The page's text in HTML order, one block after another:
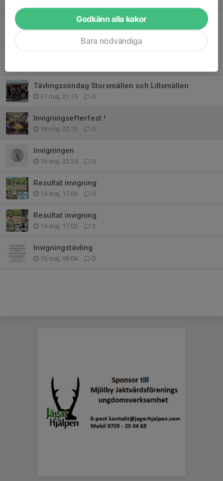
Styrelseprotokoll april-maj
3 jun, 19:00 0
Tävlingssöndag Storsmällen och Lillsmällen
31 maj, 21:15 0
Invigningsefterfest !
18 maj, 22:13 0
Invigningen
16 maj, 22:24 0
Resultat invigning
14 maj, 17:06 0
Resultat invigning
14 maj, 17:02 3
Invigningstävling
10 maj, 09:06 0
Godkänn alla kakor
Bara nödvändiga